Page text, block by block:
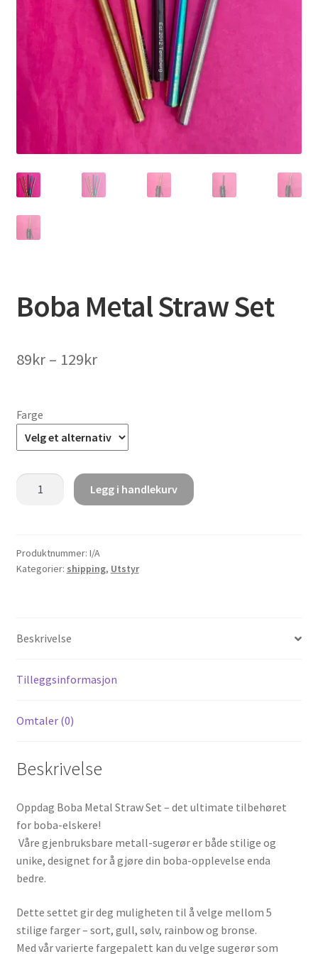
Boba Metal Straw Set
89kr – 129krPrisområde:
129kr
Farge
Boba
antall
Legg i handlekurv
Produktnummer: I/A
Kategorier: shipping, Utstyr
Beskrivelse
Tilleggsinformasjon
Omtaler (0)
Beskrivelse
Oppdag Boba Metal Straw Set – det ultimate tilbehøret
for boba-elskere!
Våre gjenbruksbare metall-sugerør er både stilige og
unike, designet for å gjøre din boba-opplevelse enda
bedre.
Dette settet gir deg muligheten til å velge mellom 5
stilige farger – sort, gull, sølv, rainbow og bronse.
Med vår varierte fargepalett kan du velge sugerør som